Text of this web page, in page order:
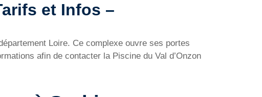
et Infos –
Loire. Ce complexe ouvre ses portes
afin de contacter la Piscine du Val d’Onzon